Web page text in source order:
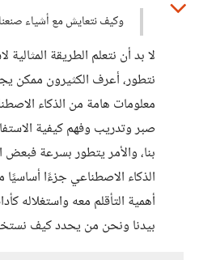
وكيف نتعايش مع أشياء
لا بد أن نتعلم الطريقة المثالية
نتطور، أعرف الكثيرون ممكن
معلومات هامة من الذكاء
صبر وتدريب وفهم كيفية
بنا، والأمر يتطور بسرعة فبعض
الذكاء الاصطناعي جزءًا أساسيًا
أهمية التأقلم معه واستغلاله
بيدنا ونحن من يحدد كيف